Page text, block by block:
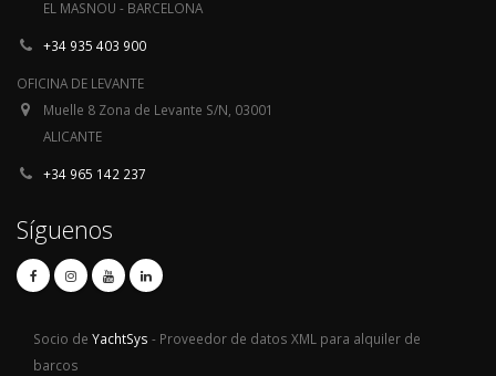
EL MASNOU - BARCELONA
+34 935 403 900
OFICINA DE LEVANTE
Muelle 8 Zona de Levante S/N, 03001
ALICANTE
+34 965 142 237
Síguenos
Socio de YachtSys - Proveedor de datos XML para alquiler de
barcos